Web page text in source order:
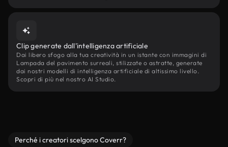
Clip generate dall'intelligenza artificiale
Dai libero sfogo alla tua creatività in un istante con immagini di
Lampada del pavimento surreali, stilizzate o astratte, generate
dai nostri modelli di intelligenza artificiale di altissimo livello.
Scopri di più nel nostro AI Studio.
Perché i creatori scelgono Coverr?